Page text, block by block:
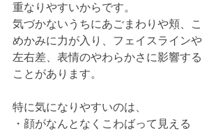
重なりやすいからです。
気づかないうちにあごまわりや頬、こ
めかみに力が入り、フェイスラインや
左右差、表情のやわらかさに影響する
ことがあります。
特に気になりやすいのは、
・顔がなんとなくこわばって見える